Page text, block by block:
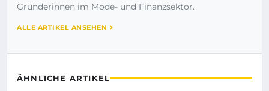
Gründerinnen im Mode- und Finanzsektor.
ALLE ARTIKEL ANSEHEN
ÄHNLICHE ARTIKEL